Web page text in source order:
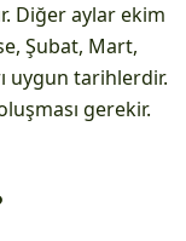
Diğer aylar ekim
Şubat, Mart,
uygun tarihlerdir.
gerekir.